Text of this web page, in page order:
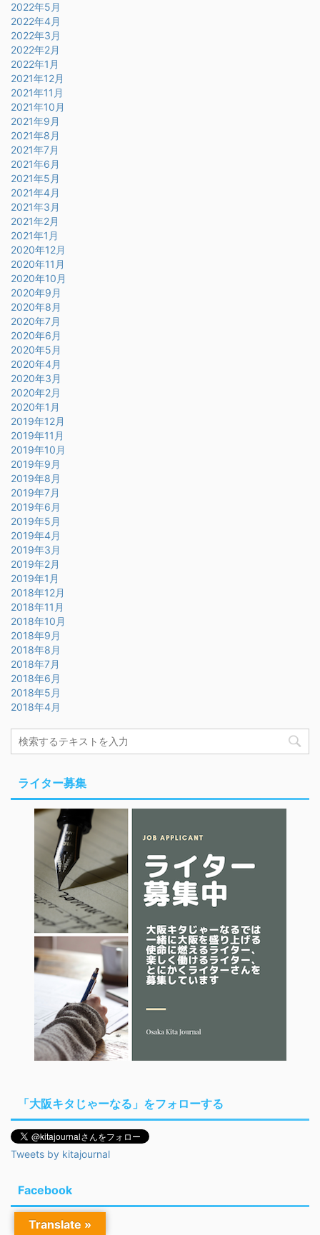
2022年5月
2022年4月
2022年3月
2022年2月
2022年1月
2021年12月
2021年11月
2021年10月
2021年9月
2021年8月
2021年7月
2021年6月
2021年5月
2021年4月
2021年3月
2021年2月
2021年1月
2020年12月
2020年11月
2020年10月
2020年9月
2020年8月
2020年7月
2020年6月
2020年5月
2020年4月
2020年3月
2020年2月
2020年1月
2019年12月
2019年11月
2019年10月
2019年9月
2019年8月
2019年7月
2019年6月
2019年5月
2019年4月
2019年3月
2019年2月
2019年1月
2018年12月
2018年11月
2018年10月
2018年9月
2018年8月
2018年7月
2018年6月
2018年5月
2018年4月
ライター募集
「大阪キタじゃーなる」をフォローする
Tweets by kitajournal
Facebook
Translate »